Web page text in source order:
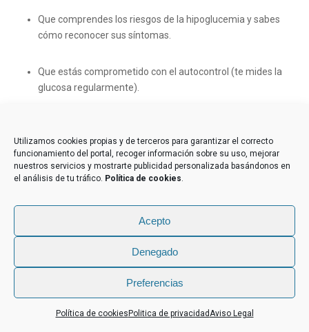
Utilizamos cookies propias y de terceros para garantizar el correcto
funcionamiento del portal, recoger información sobre su uso, mejorar
nuestros servicios y mostrarte publicidad personalizada basándonos en
el análisis de tu tráfico. Política de cookies.
Acepto
Denegado
Preferencias
Política de cookies Politica de privacidadAviso Legal
Que comprendes los riesgos de la hipoglucemia y sabes
cómo reconocer sus síntomas.
Que estás comprometido con el autocontrol (te mides la
glucosa regularmente).
conducción (como problemas graves de visión o
neuropatía avanzada).
que NO te Pidan el Certificado Médico
Este es un punto de vital importancia para tu seguridad y
Si acudes a un centro de reconocimiento para
conductores y, al declarar que tienes diabetes, no te exigen
un informe favorable de tu médico tratante,
una señal de alarma grave.
Un centro serio y que cumple con la leySIEMPREte pedirá
Contacta con nosotros